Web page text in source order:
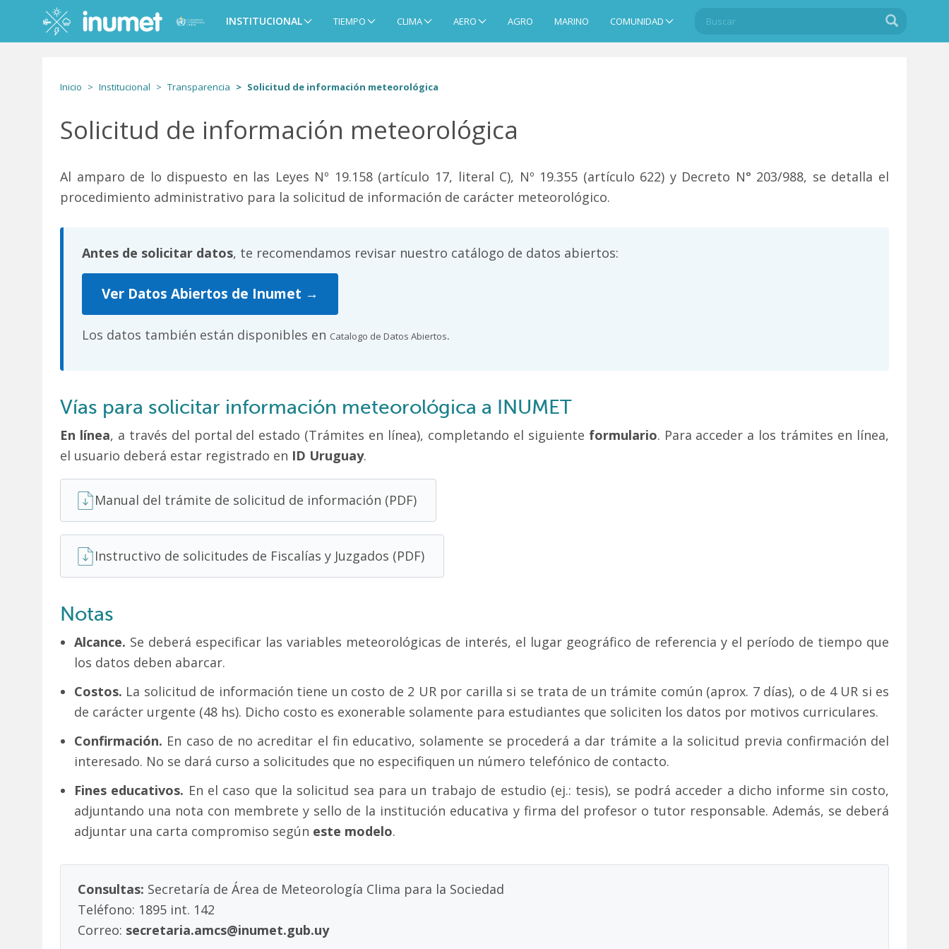
principal
Main
navigation
INSTITUCIONAL TIEMPO CLIMA AERO AGRO MARINO COMUNIDAD
Search
Buscar
Inicio Institucional Transparencia Solicitud de información meteorológica
Solicitud de información meteorológica
Al amparo de lo dispuesto en las Leyes Nº 19.158 (artículo 17, literal C), Nº 19.355 (artículo 622) y Decreto N° 203/988, se detalla el
procedimiento administrativo para la solicitud de información de carácter meteorológico.
Antes de solicitar datos, te recomendamos revisar nuestro catálogo de datos abiertos:
Ver Datos Abiertos de Inumet →
Los datos también están disponibles en Catalogo de Datos Abiertos.
Vías para solicitar información meteorológica a INUMET
En línea, a través del portal del estado (Trámites en línea), completando el siguiente formulario. Para acceder a los trámites en línea,
el usuario deberá estar registrado en ID Uruguay.
Manual del trámite de solicitud de información (PDF)
Instructivo de solicitudes de Fiscalías y Juzgados (PDF)
Notas
Alcance. Se deberá especificar las variables meteorológicas de interés, el lugar geográfico de referencia y el período de tiempo que
los datos deben abarcar.
Costos. La solicitud de información tiene un costo de 2 UR por carilla si se trata de un trámite común (aprox. 7 días), o de 4 UR si es
de carácter urgente (48 hs). Dicho costo es exonerable solamente para estudiantes que soliciten los datos por motivos curriculares.
Confirmación. En caso de no acreditar el fin educativo, solamente se procederá a dar trámite a la solicitud previa confirmación del
interesado. No se dará curso a solicitudes que no especifiquen un número telefónico de contacto.
Fines educativos. En el caso que la solicitud sea para un trabajo de estudio (ej.: tesis), se podrá acceder a dicho informe sin costo,
adjuntando una nota con membrete y sello de la institución educativa y firma del profesor o tutor responsable. Además, se deberá
adjuntar una carta compromiso según este modelo.
Consultas: Secretaría de Área de Meteorología Clima para la Sociedad
Teléfono: 1895 int. 142
Correo: secretaria.amcs@inumet.gub.uy